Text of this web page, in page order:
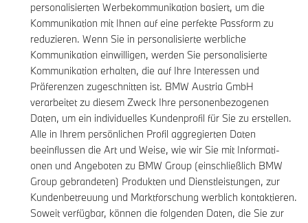
personalisierten Werbekommunikation basiert, um die
Kommunikation mit Ihnen auf eine perfekte Passform zu
reduzieren. Wenn Sie in personalisierte werbliche
Kommunikation einwilligen, werden Sie personalisierte
Kommunikation erhalten, die auf Ihre Interessen und
Präferenzen zugeschnitten ist. BMW Austria GmbH
verarbeitet zu diesem Zweck Ihre personenbezogenen
Daten, um ein individuelles Kundenprofil für Sie zu erstellen.
Alle in Ihrem persönlichen Profil aggregierten Daten
beeinflussen die Art und Weise, wie wir Sie mit Informati-
onen und Angeboten zu BMW Group (einschließlich BMW
Group gebrandeten) Produkten und Dienstleistungen, zur
Kundenbetreuung und Marktforschung werblich kontaktieren.
Soweit verfügbar, können die folgenden Daten, die Sie zur